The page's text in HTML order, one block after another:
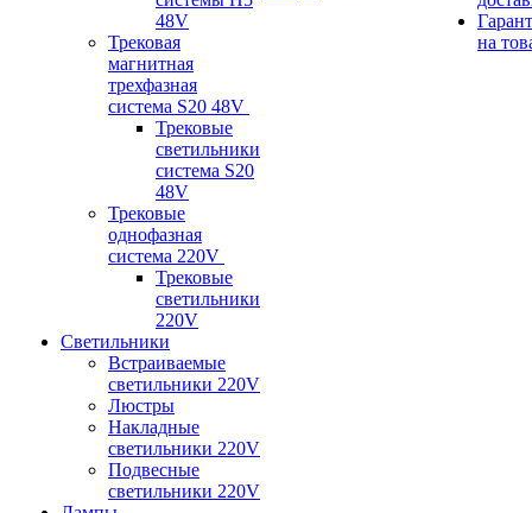
48V
Трековая
магнитная
трехфазная
система S20 48V
Трековые
светильники
система S20
48V
Трековые
однофазная
система 220V
Трековые
светильники
220V
Светильники
Встраиваемые
светильники 220V
Люстры
Накладные
светильники 220V
Подвесные
светильники 220V
на